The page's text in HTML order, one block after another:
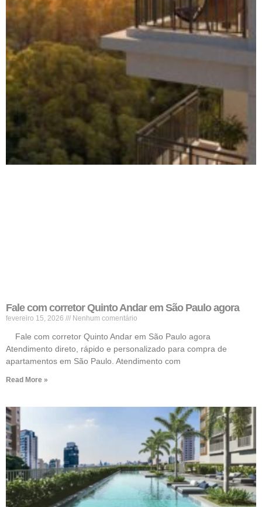
Fale com corretor Quinto Andar em São Paulo agora
fevereiro 15, 2026 Nenhum comentário
Fale com corretor Quinto Andar em São Paulo agora
Atendimento direto, rápido e personalizado para compra de
apartamentos em São Paulo. Atendimento com
Read More »